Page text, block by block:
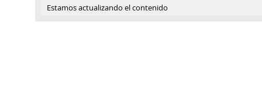
Estamos actualizando el contenido